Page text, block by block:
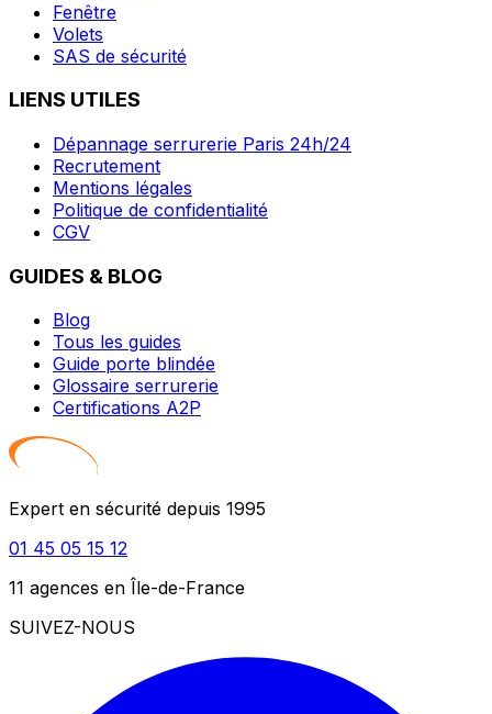
Fenêtre
Volets
SAS de sécurité
LIENS UTILES
Dépannage serrurerie Paris 24h/24
Recrutement
Mentions légales
Politique de confidentialité
CGV
GUIDES & BLOG
Blog
Tous les guides
Guide porte blindée
Glossaire serrurerie
Certifications A2P
Expert en sécurité depuis 1995
01 45 05 15 12
11 agences en Île-de-France
SUIVEZ-NOUS